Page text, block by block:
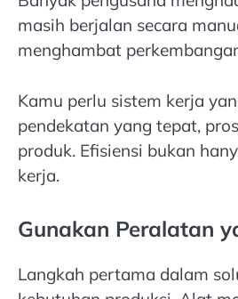
masih berjalan secara
menghambat
Kamu perlu sistem kerja
pendekatan yang tepat,
produk. Efisiensi bukan
kerja.
Gunakan Peralatan
Langkah pertama dalam